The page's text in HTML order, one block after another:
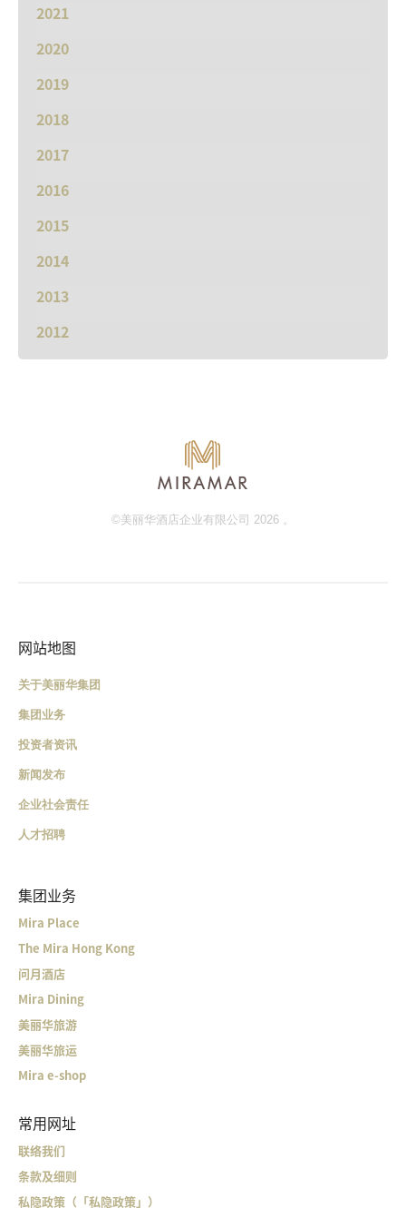
2021
2020
2019
2018
2017
2016
2015
2014
2013
2012
©美丽华酒店企业有限公司 2026 。
网站地图
关于美丽华集团
集团业务
投资者资讯
新闻发布
企业社会责任
人才招聘
集团业务
Mira Place
The Mira Hong Kong
问月酒店
Mira Dining
美丽华旅游
美丽华旅运
Mira e-shop
常用网址
联络我们
条款及细则
私隐政策（「私隐政策」）